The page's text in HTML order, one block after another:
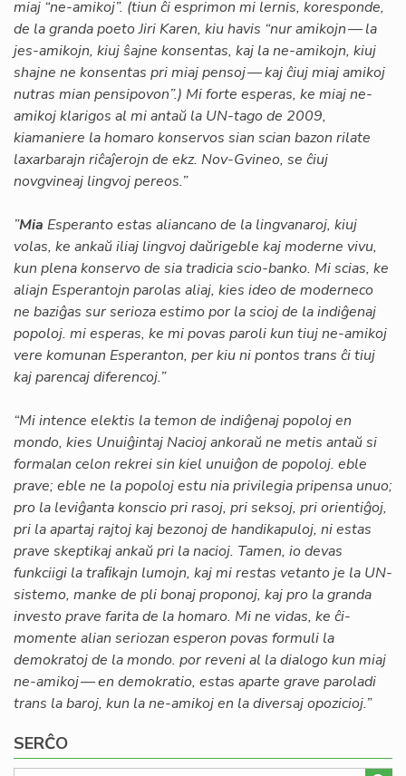
miaj “ne-amikoj”. (tiun ĉi esprimon mi lernis, koresponde,
de la granda poeto Jiri Karen, kiu havis “nur amikojn — la
jes-amikojn, kiuj ŝajne konsentas, kaj la ne-amikojn, kiuj
shajne ne konsentas pri miaj pensoj — kaj ĉiuj miaj amikoj
nutras mian pensipovon”.) Mi forte esperas, ke miaj ne-
amikoj klarigos al mi antaŭ la UN-tago de 2009,
kiamaniere la homaro konservos sian scian bazon rilate
laxarbarajn riĉaĵerojn de ekz. Nov-Gvineo, se ĉiuj
novgvineaj lingvoj pereos.”
”Mia Esperanto estas aliancano de la lingvanaroj, kiuj
volas, ke ankaŭ iliaj lingvoj daŭrigeble kaj moderne vivu,
kun plena konservo de sia tradicia scio-banko. Mi scias, ke
aliajn Esperantojn parolas aliaj, kies ideo de moderneco
ne baziĝas sur serioza estimo por la scioj de la indiĝenaj
popoloj. mi esperas, ke mi povas paroli kun tiuj ne-amikoj
vere komunan Esperanton, per kiu ni pontos trans ĉi tiuj
kaj parencaj diferencoj.”
“Mi intence elektis la temon de indiĝenaj popoloj en
mondo, kies Unuiĝintaj Nacioj ankoraŭ ne metis antaŭ si
formalan celon rekrei sin kiel unuiĝon de popoloj. eble
prave; eble ne la popoloj estu nia privilegia pripensa unuo;
pro la leviĝanta konscio pri rasoj, pri seksoj, pri orientiĝoj,
pri la apartaj rajtoj kaj bezonoj de handikapuloj, ni estas
prave skeptikaj ankaŭ pri la nacioj. Tamen, io devas
funkciigi la traﬁkajn lumojn, kaj mi restas vetanto je la UN-
sistemo, manke de pli bonaj proponoj, kaj pro la granda
investo prave farita de la homaro. Mi ne vidas, ke ĉi-
momente alian seriozan esperon povas formuli la
demokratoj de la mondo. por reveni al la dialogo kun miaj
ne-amikoj — en demokratio, estas aparte grave paroladi
trans la baroj, kun la ne-amikoj en la diversaj opozicioj.”
SERĈO